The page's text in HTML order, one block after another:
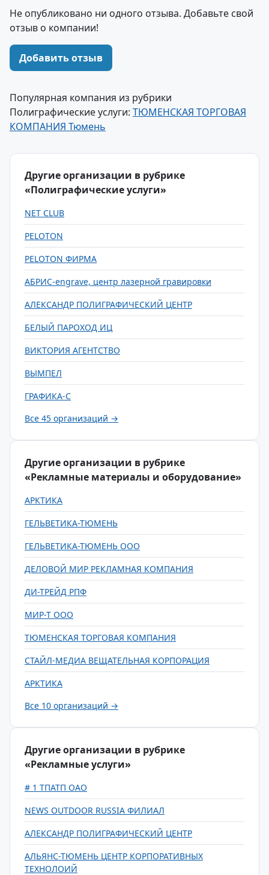
Не опубликовано ни одного отзыва. Добавьте свой
отзыв о компании!
Добавить отзыв
Популярная компания из рубрики
Полиграфические услуги: ТЮМЕНСКАЯ ТОРГОВАЯ
КОМПАНИЯ Тюмень
Другие организации в рубрике
«Полиграфические услуги»
NET CLUB
PELOTON
PELOTON ФИРМА
АБРИС-engrave, центр лазерной гравировки
АЛЕКСАНДР ПОЛИГРАФИЧЕСКИЙ ЦЕНТР
БЕЛЫЙ ПАРОХОД ИЦ
ВИКТОРИЯ АГЕНТСТВО
ВЫМПЕЛ
ГРАФИКА-С
Все 45 организаций →
Другие организации в рубрике
«Рекламные материалы и оборудование»
АРКТИКА
ГЕЛЬВЕТИКА-ТЮМЕНЬ
ГЕЛЬВЕТИКА-ТЮМЕНЬ ООО
ДЕЛОВОЙ МИР РЕКЛАМНАЯ КОМПАНИЯ
ДИ-ТРЕЙД РПФ
МИР-Т ООО
ТЮМЕНСКАЯ ТОРГОВАЯ КОМПАНИЯ
СТАЙЛ-МЕДИА ВЕЩАТЕЛЬНАЯ КОРПОРАЦИЯ
АРКТИКА
Все 10 организаций →
Другие организации в рубрике
«Рекламные услуги»
# 1 ТПАТП ОАО
NEWS OUTDOOR RUSSIA ФИЛИАЛ
АЛЕКСАНДР ПОЛИГРАФИЧЕСКИЙ ЦЕНТР
АЛЬЯНС-ТЮМЕНЬ ЦЕНТР КОРПОРАТИВНЫХ
ТЕХНОЛОИЙ